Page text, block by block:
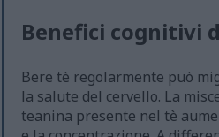
Benefici cognitivi
Bere tè regolarmente può
la salute del cervello. La
teanina presente nel tè